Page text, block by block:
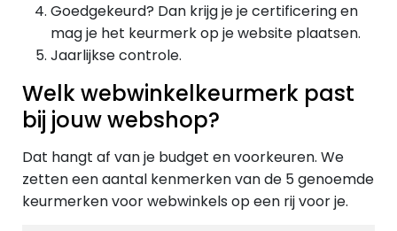
Goedgekeurd? Dan krijg je je certificering en
mag je het keurmerk op je website plaatsen.
Jaarlijkse controle.
Welk webwinkelkeurmerk past
bij jouw webshop?
Dat hangt af van je budget en voorkeuren. We
zetten een aantal kenmerken van de 5 genoemde
keurmerken voor webwinkels op een rij voor je.